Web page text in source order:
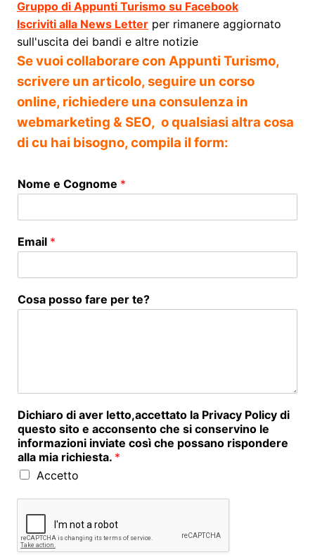
Gruppo di Appunti Turismo su Facebook
Iscriviti alla News Letterper rimanere aggiornato
sull'uscita dei bandi e altre notizie
Se vuoi collaborare con Appunti Turismo,
scrivere un articolo, seguire un corso
online, richiedere una consulenza in
webmarketing & SEO, o qualsiasi altra cosa
di cu hai bisogno, compila il form:
Nome e Cognome *
Email *
Cosa posso fare per te?
Dichiaro di aver letto,accettato la Privacy Policy di
questo sito e acconsento che si conservino le
informazioni inviate così che possano rispondere
alla mia richiesta. *
Accetto